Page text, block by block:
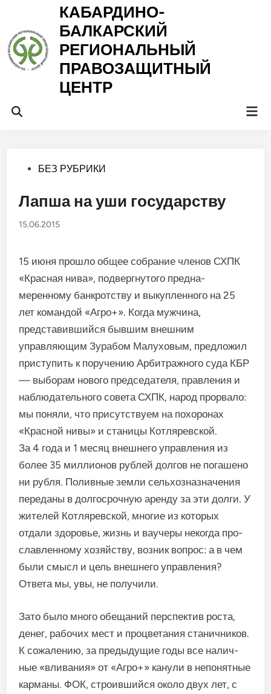
содержимому
КАБАРДИНО-
БАЛКАРСКИЙ
РЕГИОНАЛЬНЫЙ
ПРАВОЗАЩИТНЫЙ
ЦЕНТР
Открыть
Опубликовано
БЕЗ РУБРИКИ
Лапша на уши государству
15.06.2015
15 июня прошло общее со­брание членов СХПК
«Красная нива», подвергнутого предна­
меренному банкротству и выкупленного на 25
лет коман­дой «Агро+». Когда мужчина,
представившийся бывшим внешним
управляющим Зурабом Малуховым, предложил
приступить к поручению Арби­тражного суда КБР
— выборам нового председателя, правле­ния и
наблюдательного совета СХПК, народ прорвало:
мы поняли, что присутствуем на по­хоронах
«Красной нивы» и ста­ницы Котляревской.
За 4 года и 1 месяц внеш­него управления из
более 35 миллионов рублей долгов не погашено
ни рубля. Полив­ные земли сельхозназначения
переданы в долгосрочную аренду за эти долги. У
жите­лей Котляревской, многие из которых
отдали здоровье, жизнь и ваучеры некогда про­
славленному хозяйству, воз­ник вопрос: а в чем
были смысл и цель внешнего управления?
Ответа мы, увы, не получили.
Зато было много обещаний перспектив роста,
денег, ра­бочих мест и процветания ста­ничников.
К сожалению, за предыдущие годы все налич­
ные «вливания» от «Агро+» ка­нули в непонятные
карманы. ФОК, строившийся около двух лет, с